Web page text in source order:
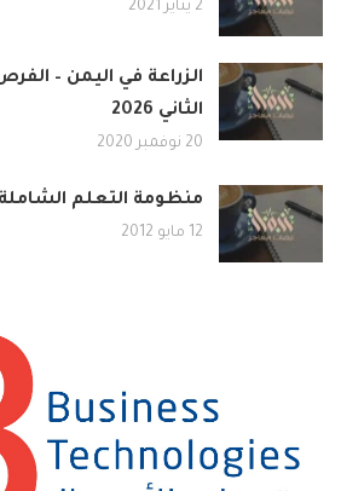
2 يناير 2021
الزراعة في اليمن –
الثاني 2026
20 نوفمبر 2020
منظومة التعلم الشاملة –
12 مايو 2012